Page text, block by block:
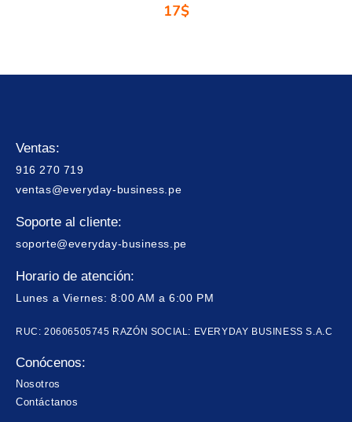
17$
Ventas:
916 270 719
ventas@everyday-business.pe
Soporte al cliente:
soporte@everyday-business.pe
Horario de atención:
Lunes a Viernes: 8:00 AM a 6:00 PM
RUC: 20606505745 RAZÓN SOCIAL: EVERYDAY BUSINESS S.A.C
Conócenos:
Nosotros
Contáctanos